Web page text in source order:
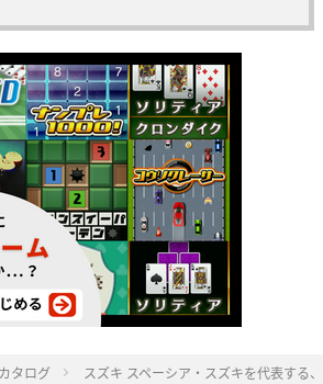
タログ スズキ スペーシア・スズキを代表する